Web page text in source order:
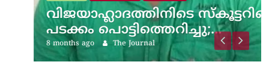
വിജയാഹ്ലാദത്തിനിടെ സ്കൂട്ടറിലെ
പടക്കം പൊട്ടിത്തെറിച്ചു;…
8 months ago The Journal